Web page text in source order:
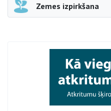
Zemes izpirkšana